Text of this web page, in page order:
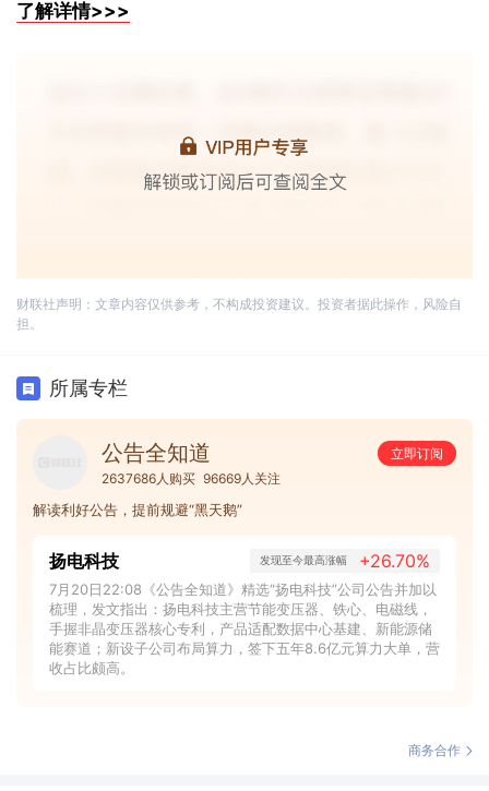
了解详情>>>
财联社声明：文章内容仅供参考，不构成投资建议。投资者据此操作，风险自
担。
所属专栏
公告全知道
立即订阅
2637686人购买 96669人关注
解读利好公告，提前规避“黑天鹅”
扬电科技 发现至今最高涨幅 +26.70%
7月20日22:08《公告全知道》精选“扬电科技”公司公告并加以
梳理，发文指出：扬电科技主营节能变压器、铁心、电磁线，
手握非晶变压器核心专利，产品适配数据中心基建、新能源储
能赛道；新设子公司布局算力，签下五年8.6亿元算力大单，营
收占比颇高。
商务合作